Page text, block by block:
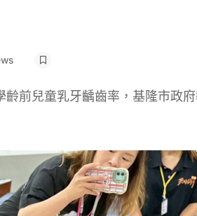
前兒童乳牙齲齒率，基隆市政